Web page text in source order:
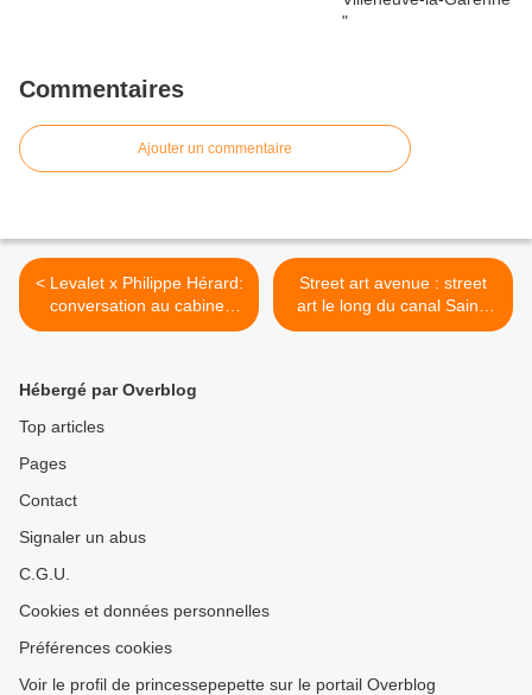
Commentaires
Ajouter un commentaire
< Levalet x Philippe Hérard:
conversation au cabinet
d'amateur
Street art avenue : street
art le long du canal Saint-
Denis >
Hébergé par Overblog
Top articles
Pages
Contact
Signaler un abus
C.G.U.
Cookies et données personnelles
Préférences cookies
Voir le profil de princessepepette sur le portail Overblog